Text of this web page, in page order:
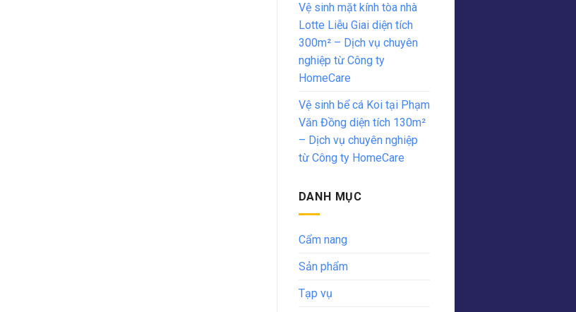
Vệ sinh mặt kính tòa nhà
Lotte Liễu Giai diện tích
300m² – Dịch vụ chuyên
nghiệp từ Công ty
HomeCare
Vệ sinh bể cá Koi tại Phạm
Văn Đồng diện tích 130m²
– Dịch vụ chuyên nghiệp
từ Công ty HomeCare
DANH MỤC
Cẩm nang
Sản phẩm
Tạp vụ